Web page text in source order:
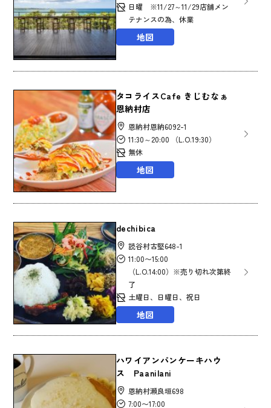
日曜 ※11/27～11/29店舗メン
テナンスの為、休業
地図
タコライスCafe きじむなぁ
恩納村店
恩納村恩納6092-1
11:30～20:00 （L.O.19:30）
無休
地図
dechibica
読谷村古堅648-1
11:00〜15:00
（L.O.14:00）※売り切れ次第終
了
土曜日、日曜日、祝日
地図
ハワイアンパンケーキハウ
ス Paanilani
恩納村瀬良垣698
7:00〜17:00